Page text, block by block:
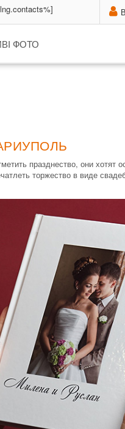
ФОТО
празднество, они хотят
торжество в виде